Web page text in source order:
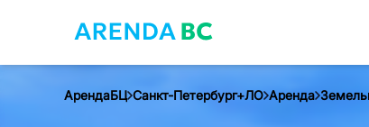
АрендаБЦ Санкт-Петербург+ЛО Аренда